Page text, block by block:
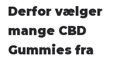
Derfor vælger
mange CBD
Gummies fra